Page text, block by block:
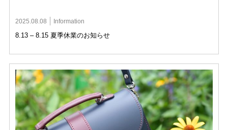
2025.08.08 Information
8.13 – 8.15 夏季休業のお知らせ